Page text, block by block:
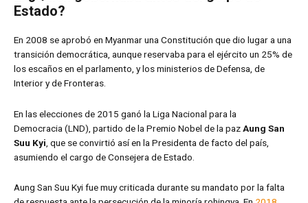
Estado?
En 2008 se aprobó en Myanmar una Constitución que dio lugar a una
transición democrática, aunque reservaba para el ejército un 25% de
los escaños en el parlamento, y los ministerios de Defensa, de
Interior y de Fronteras.
En las elecciones de 2015 ganó la Liga Nacional para la
Democracia (LND), partido de la Premio Nobel de la pazAung San
Suu Kyi , que se convirtió así en la Presidenta de facto del país,
asumiendo el cargo de Consejera de Estado.
Aung San Suu Kyi fue muy criticada durante su mandato por la falta